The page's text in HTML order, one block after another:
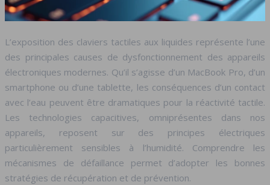
L’exposition des claviers tactiles aux liquides représente l’une
des principales causes de dysfonctionnement des appareils
électroniques modernes. Qu’il s’agisse d’un MacBook Pro, d’un
smartphone ou d’une tablette, les conséquences d’un contact
avec l’eau peuvent être dramatiques pour la réactivité tactile.
Les technologies capacitives, omniprésentes dans nos
appareils, reposent sur des principes électriques
particulièrement sensibles à l’humidité. Comprendre les
mécanismes de défaillance permet d’adopter les bonnes
stratégies de récupération et de prévention.